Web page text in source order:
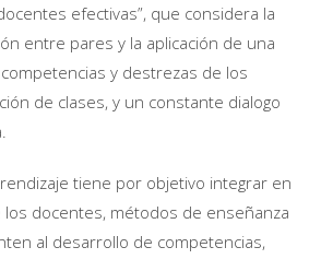
efectivas”, que considera la
entre pares y la aplicación de una
y destrezas de los
de clases, y un constante dialogo
tiene por objetivo integrar en
los docentes, métodos de enseñanza
al desarrollo de competencias,